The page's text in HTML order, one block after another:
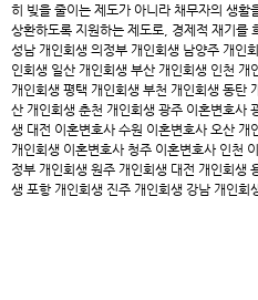
히 빚을 줄이는 제도가 아니라 채무자의 생활
상환하도록 지원하는 제도로, 경제적 재기를
성남 개인회생 의정부 개인회생 남양주 개인
인회생 일산 개인회생 부산 개인회생 인천 개
개인회생 평택 개인회생 부천 개인회생 동탄
산 개인회생 춘천 개인회생 광주 이혼변호사
생 대전 이혼변호사 수원 이혼변호사 오산 개
개인회생 이혼변호사 청주 이혼변호사 인천
정부 개인회생 원주 개인회생 대전 개인회생
생 포항 개인회생 진주 개인회생 강남 개인회